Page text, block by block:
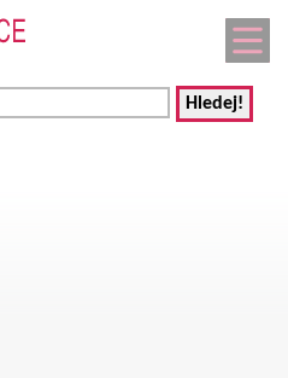
Hledej!